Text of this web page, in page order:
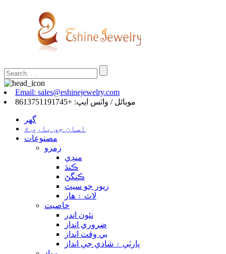
Email: sales@eshinejewelry.com
موبائل / واٽس ايپ: +8613751191745
گهر
اسان جي باري ۾
مصنوعات
زمرو
منڊي
ڪنڌ
ڪنگڻ
زيور جو سيٽ
لاٽ ۽ هار
خاصيت
نئون اندر
ضروري انداز
بي وقت انداز
پارٽي ۽ شادي جي انداز